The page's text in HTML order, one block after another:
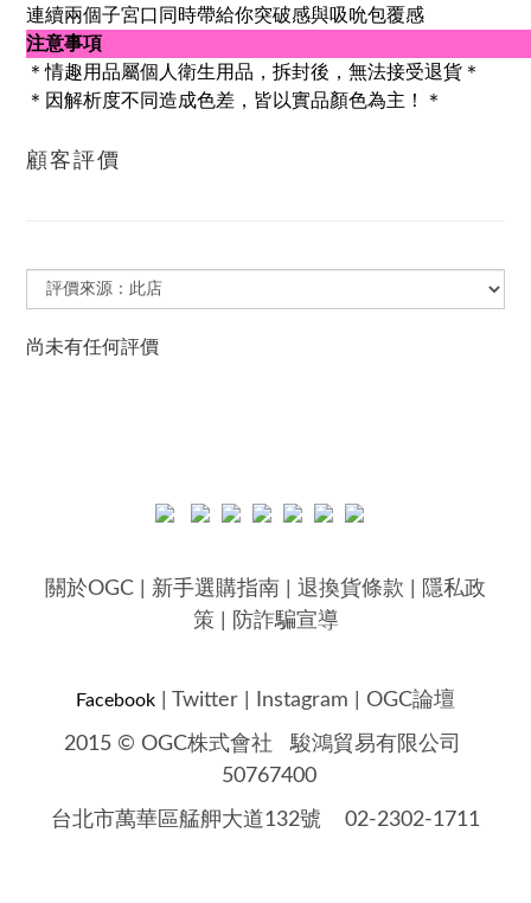
連續兩個子宮口同時帶給你突破感與吸吮包覆感
注意事項
＊情趣用品屬個人衛生用品，拆封後，無法接受退貨＊
＊因解析度不同造成色差，皆以實品顏色為主！＊
顧客評價
尚未有任何評價
關於OGC 新手選購指南 退換貨條款
隱私政
策
防詐騙宣導
Facebook Twitter Instagram OGC論壇
2015 © OGC株式會社駿鴻貿易有限公司
50767400
台北市萬華區艋舺大道132號 02-2302-1711